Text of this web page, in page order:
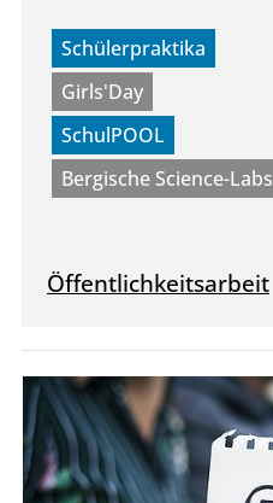
Schülerpraktika
Girls'Day
SchulPOOL
Bergische Science-Labs
Öffentlichkeitsarbeit